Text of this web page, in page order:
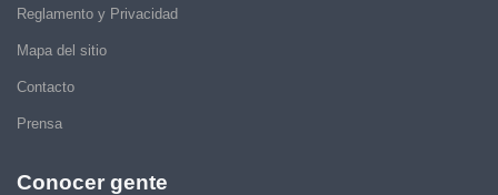
Reglamento y Privacidad
Mapa del sitio
Contacto
Prensa
Conocer gente